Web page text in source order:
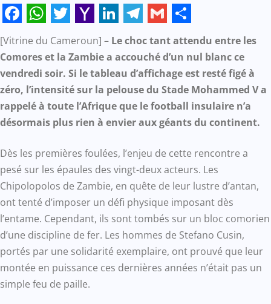
Facebook
WhatsApp
Twitter
Yahoo
Mail
LinkedIn
Telegram
GmailShare
[Vitrine du Cameroun] – Le choc tant attendu entre les
Comores et la Zambie a accouché d’un nul blanc ce
vendredi soir. Si le tableau d’affichage est resté figé à
zéro, l’intensité sur la pelouse du Stade Mohammed V a
rappelé à toute l’Afrique que le football insulaire n’a
désormais plus rien à envier aux géants du continent.
Dès les premières foulées, l’enjeu de cette rencontre a
pesé sur les épaules des vingt-deux acteurs. Les
Chipolopolos de Zambie, en quête de leur lustre d’antan,
ont tenté d’imposer un défi physique imposant dès
l’entame. Cependant, ils sont tombés sur un bloc comorien
d’une discipline de fer. Les hommes de Stefano Cusin,
portés par une solidarité exemplaire, ont prouvé que leur
montée en puissance ces dernières années n’était pas un
simple feu de paille.